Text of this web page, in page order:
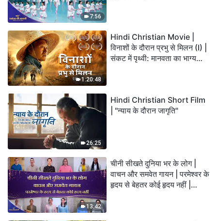
7:56
1:20:48
Hindi Christian Movie |
विनाशों के दौरान प्रभु से मिलन (I) |
संकट में पृथ्वी: मानवता का भाग्य
26:25
Hindi Christian Short Film
| "न्याय के दौरान जागृति"
13:42
चीनी सीखते दुनिया भर के लोग |
वाचन और समवेत गायन | परमेश्वर के
हृदय से बेहतर कोई हृदय नहीं |